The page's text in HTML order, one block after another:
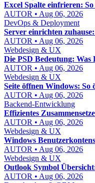
Excel Spalte einfrieren:
AUTOR • Aug 06, 2026
DevOps & Deployment
Server einrichten
AUTOR • Aug 06, 2026
Webdesign & UX
Die PSD Bedeutung:
AUTOR • Aug 06, 2026
Webdesign & UX
Seite öffnen Windows: So
AUTOR • Aug 06, 2026
Backend-Entwicklung
Effizientes
AUTOR • Aug 06, 2026
Webdesign & UX
Windows
AUTOR • Aug 06, 2026
Webdesign & UX
Outlook Symbol
AUTOR • Aug 06, 2026